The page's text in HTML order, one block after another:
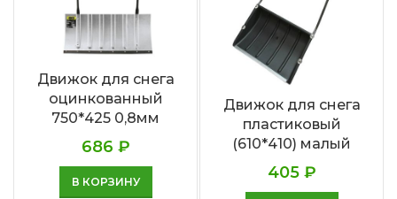
Движок для снега
оцинкованный
750*425 0,8мм
686 ₽
В КОРЗИНУ
Движок для снега
пластиковый
(610*410) малый
405 ₽